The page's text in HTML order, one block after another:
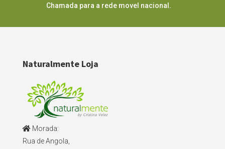
Chamada para a rede movel nacional.
Naturalmente Loja
Morada:
Rua de Angola,